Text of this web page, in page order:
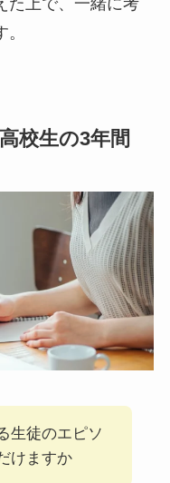
た上で、一緒に考
校生の3年間
生徒のエピソ
けますか